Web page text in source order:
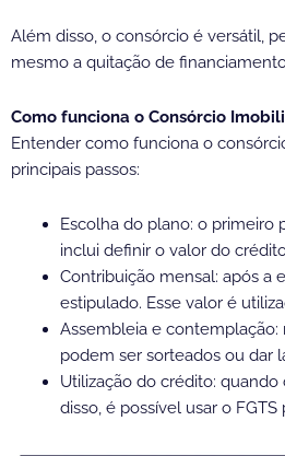
Além disso, o consórcio é versátil,
mesmo a quitação de
Como funciona o Consórcio
Entender como funciona o
principais passos:
Escolha do plano: o primeiro
inclui definir o valor do
Contribuição mensal: após a
estipulado. Esse valor é
Assembleia e contemplação:
podem ser sorteados ou dar
Utilização do crédito:
disso, é possível usar o